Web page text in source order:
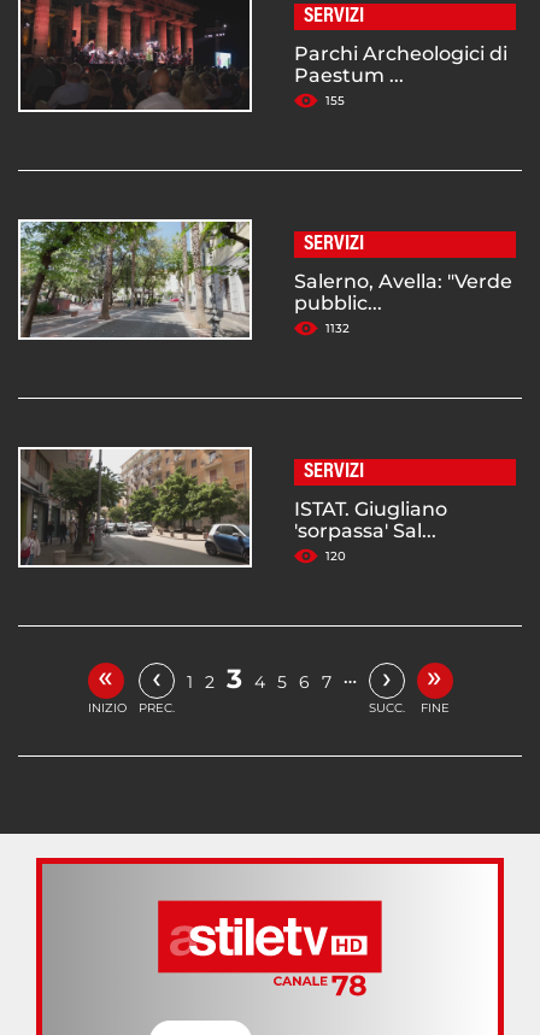
SERVIZI
Parchi Archeologici di
Paestum ...
155
SERVIZI
Salerno, Avella: "Verde
pubblic...
1132
SERVIZI
ISTAT. Giugliano
'sorpassa' Sal...
120
«
INIZIO
‹
PREC.
1 2 3 4 5 6 7 … ›
SUCC.
»
FINE